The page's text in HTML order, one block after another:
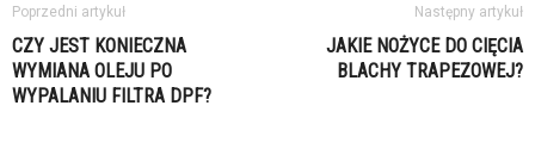
Poprzedni artykuł
CZY JEST KONIECZNA
WYMIANA OLEJU PO
WYPALANIU FILTRA DPF?
Następny artykuł
JAKIE NOŻYCE DO CIĘCIA
BLACHY TRAPEZOWEJ?